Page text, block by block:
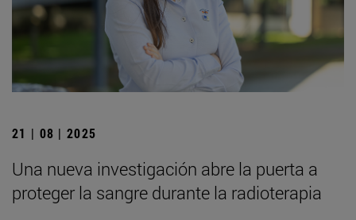
21 | 08 | 2025
Una nueva investigación abre la puerta a
proteger la sangre durante la radioterapia